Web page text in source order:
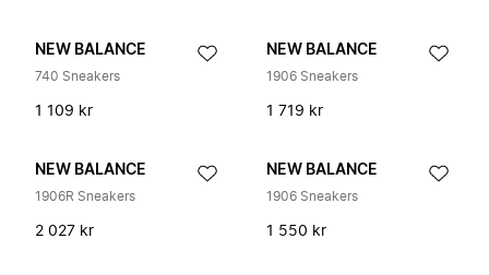
NEW BALANCE
740 Sneakers
1 109 kr
NEW BALANCE
1906 Sneakers
1 719 kr
NEW BALANCE
1906R Sneakers
2 027 kr
NEW BALANCE
1906 Sneakers
1 550 kr